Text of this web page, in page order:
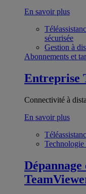
En savoir plus
sécurisée
Gestion à
Abonnements et
Entreprise
Connectivité à
En savoir plus
Technologie
Dépannage